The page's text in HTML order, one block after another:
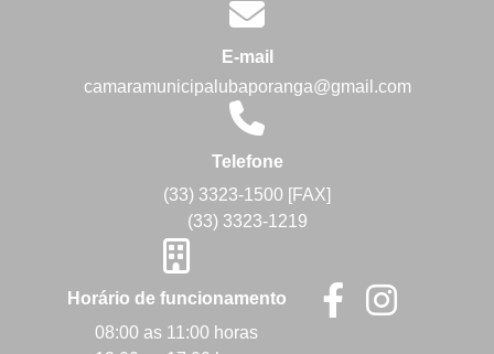
E-mail
camaramunicipalubaporanga@gmail.com
Telefone
(33) 3323-1500 [FAX]
(33) 3323-1219
Horário de funcionamento
08:00 as 11:00 horas